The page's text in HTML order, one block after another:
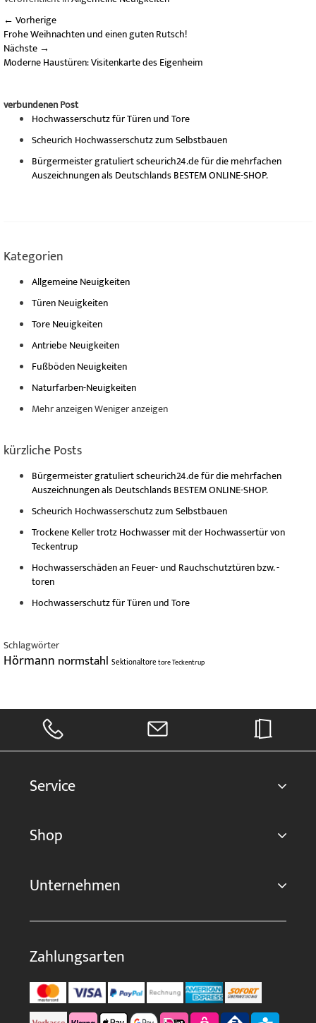
← Vorherige
Frohe Weihnachten und einen guten Rutsch!
Nächste →
Moderne Haustüren: Visitenkarte des Eigenheim
verbundenen Post
Hochwasserschutz für Türen und Tore
Scheurich Hochwasserschutz zum Selbstbauen
Bürgermeister gratuliert scheurich24.de für die mehrfachen
Auszeichnungen als Deutschlands BESTEM ONLINE-SHOP.
Kategorien
Allgemeine Neuigkeiten
Türen Neuigkeiten
Tore Neuigkeiten
Antriebe Neuigkeiten
Fußböden Neuigkeiten
Naturfarben-Neuigkeiten
Mehr anzeigenWeniger anzeigen
kürzliche Posts
Bürgermeister gratuliert scheurich24.de für die mehrfachen
Auszeichnungen als Deutschlands BESTEM ONLINE-SHOP.
Scheurich Hochwasserschutz zum Selbstbauen
Trockene Keller trotz Hochwasser mit der Hochwassertür von
Teckentrup
Hochwasserschäden an Feuer- und Rauchschutztüren bzw. -
toren
Hochwasserschutz für Türen und Tore
Schlagwörter
Hörmann normstahl SektionaltoretoreTeckentrup
Service
Shop
Unternehmen
Zahlungsarten